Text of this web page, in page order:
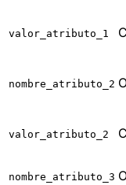
valor_atributo_1
nombre_atributo_2
valor_atributo_2
nombre_atributo_3